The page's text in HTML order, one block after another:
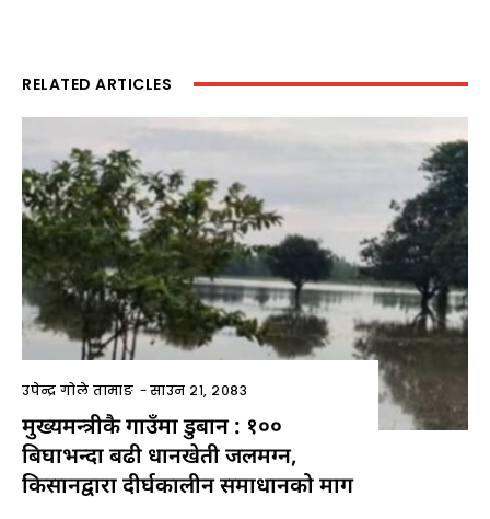
RELATED ARTICLES
उपेन्द्र गोले तामाङ -साउन २१, २०८३
मुख्यमन्त्रीकै गाउँमा डुबान : १००
बिघाभन्दा बढी धानखेती जलमग्न,
किसानद्वारा दीर्घकालीन समाधानको माग